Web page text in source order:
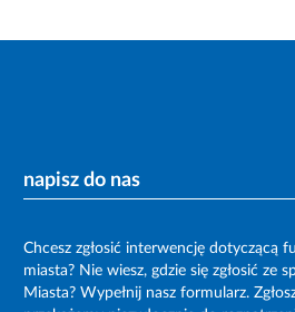
napisz do nas
Chcesz zgłosić interwencję dotyczącą
miasta? Nie wiesz, gdzie się zgłosić ze
Miasta? Wypełnij nasz formularz.